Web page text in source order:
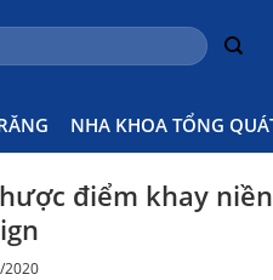
NHA KHOA TỔNG
điểm khay
2020